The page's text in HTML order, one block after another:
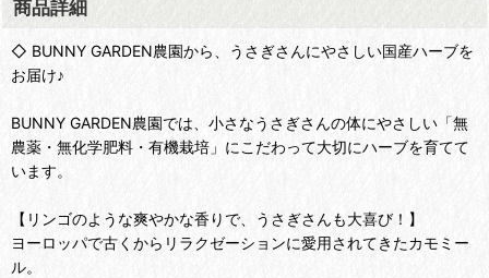
商品詳細
◇ BUNNY GARDEN農園から、うさぎさんにやさしい国産ハーブを
お届け♪
BUNNY GARDEN農園では、小さなうさぎさんの体にやさしい「無
農薬・無化学肥料・有機栽培」にこだわって大切にハーブを育てて
います。
【リンゴのような爽やかな香りで、うさぎさんも大喜び！】
ヨーロッパで古くからリラクゼーションに愛用されてきたカモミー
ル。